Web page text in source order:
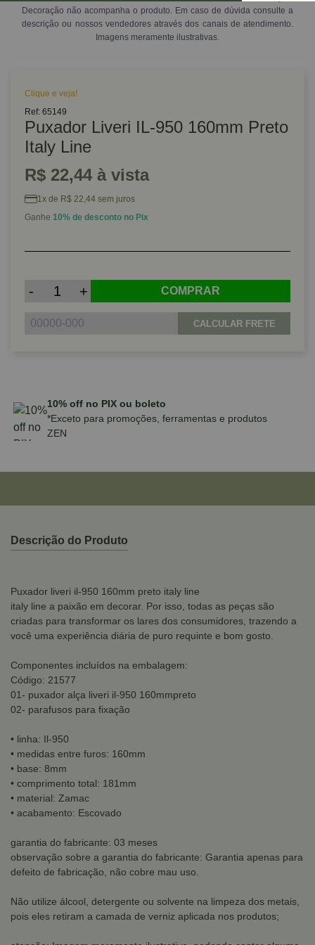
Decoração não acompanha o produto. Em caso de dúvida consulte a
descrição ou nossos vendedores através dos canais de atendimento.
Imagens meramente ilustrativas.
Clique e veja!
Ref: 65149
Puxador Liveri IL-950 160mm Preto
Italy Line
R$ 22,44 à vista
1x de R$ 22,44 sem juros
Ganhe 10% de desconto no Pix
- + COMPRAR
CALCULAR FRETE
Parcele em até 10x sem juros no cartão
para compras acima de R$590,00
Descrição do Produto
Puxador liveri il-950 160mm preto italy line
italy line a paixão em decorar. Por isso, todas as peças são
criadas para transformar os lares dos consumidores, trazendo a
você uma experiência diária de puro requinte e bom gosto.
Componentes incluídos na embalagem:
Código: 21577
01- puxador alça liveri il-950 160mmpreto
02- parafusos para fixação
• linha: Il-950
• medidas entre furos: 160mm
• base: 8mm
• comprimento total: 181mm
• material: Zamac
• acabamento: Escovado
garantia do fabricante: 03 meses
observação sobre a garantia do fabricante: Garantia apenas para
defeito de fabricação, não cobre mau uso.
Não utilize álcool, detergente ou solvente na limpeza dos metais,
pois eles retiram a camada de verniz aplicada nos produtos;